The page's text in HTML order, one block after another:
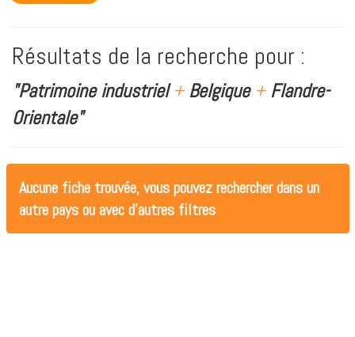
Résultats de la recherche pour :
"Patrimoine industriel+Belgique +Flandre-
Orientale"
Aucune fiche trouvée, vous pouvez rechercher dans un
autre pays ou avec d'autres filtres